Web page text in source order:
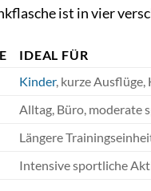
ist in vier
IDEAL FÜR
Kinder, kurze Ausflüge,
Alltag, Büro, moderate
Längere
Intensive sportliche